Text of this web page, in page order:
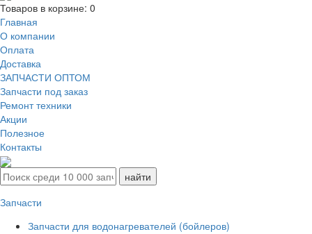
Товаров в корзине: 0
Главная
О компании
Оплата
Доставка
ЗАПЧАСТИ ОПТОМ
Запчасти под заказ
Ремонт техники
Акции
Полезное
Контакты
Запчасти
Запчасти для водонагревателей (бойлеров)